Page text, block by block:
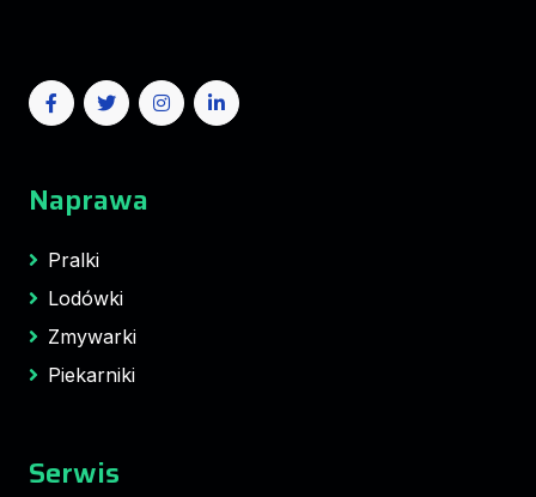
Naprawa
Pralki
Lodówki
Zmywarki
Piekarniki
Serwis